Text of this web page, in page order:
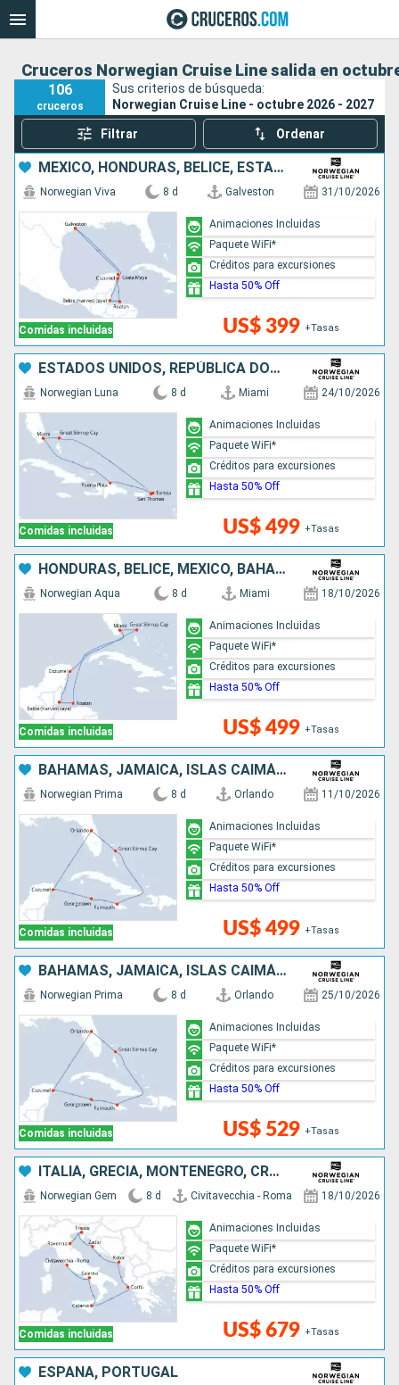
Cruceros Norwegian Cruise Line salida en
106
cruceros
Sus criterios de búsqueda:
Norwegian Cruise Line - octubre 2026 - 2027
Filtrar Ordenar
MÉXICO, HONDURAS, BELICE, ESTADOS UNIDOS
Comidas incluidas
Norwegian Viva 8 d Galveston 31/10/2026
US$ 399 +Tasas
Animaciones Incluidas
Paquete WiFi*
Créditos para excursiones
Hasta 50% Off
ESTADOS UNIDOS, REPÚBLICA DOMINICANA, BAHAMAS
Comidas incluidas
Norwegian Luna 8 d Miami 24/10/2026
US$ 499 +Tasas
Animaciones Incluidas
Paquete WiFi*
Créditos para excursiones
Hasta 50% Off
HONDURAS, BELICE, MÉXICO, BAHAMAS, ESTADOS UNIDOS
Comidas incluidas
Norwegian Aqua 8 d Miami 18/10/2026
US$ 499 +Tasas
Animaciones Incluidas
Paquete WiFi*
Créditos para excursiones
Hasta 50% Off
BAHAMAS, JAMAICA, ISLAS CAIMÁN, MÉXICO, ESTADOS UNIDOS
Comidas incluidas
Norwegian Prima 8 d Orlando 11/10/2026
US$ 499 +Tasas
Animaciones Incluidas
Paquete WiFi*
Créditos para excursiones
Hasta 50% Off
BAHAMAS, JAMAICA, ISLAS CAIMÁN, MÉXICO, ESTADOS UNIDOS
Comidas incluidas
Norwegian Prima 8 d Orlando 25/10/2026
US$ 529 +Tasas
Animaciones Incluidas
Paquete WiFi*
Créditos para excursiones
Hasta 50% Off
ITALIA, GRECIA, MONTENEGRO, CROACIA
Comidas incluidas
Norwegian Gem 8 d Civitavecchia - Roma 18/10/2026
US$ 679 +Tasas
Animaciones Incluidas
Paquete WiFi*
Créditos para excursiones
Hasta 50% Off
ESPAÑA, PORTUGAL